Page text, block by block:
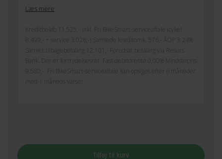
Læs mere
Kreditbeløb 11.525,- inkl. Fri BikeSmart-serviceaftale (cykel
8.499,- + service 3.026,-) Samlede kreditomk. 576,- ÅOP 3.24%
Samlet tilbagebetaling 12.101,- Forudsat betaling via Resurs
Bank. Der er fortrydelsesret. Fast debitorente 0,00% Mindstepris
9.580,-. Fri BikeSmart-serviceaftale kan opsiges efter 6 måneder
med 1 måneds varsel.
Tilføj til kurv